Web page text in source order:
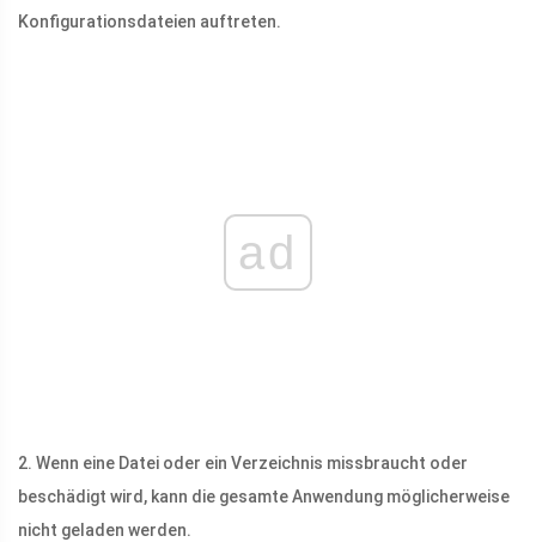
Konfigurationsdateien auftreten.
ad
2. Wenn eine Datei oder ein Verzeichnis missbraucht oder
beschädigt wird, kann die gesamte Anwendung möglicherweise
nicht geladen werden.